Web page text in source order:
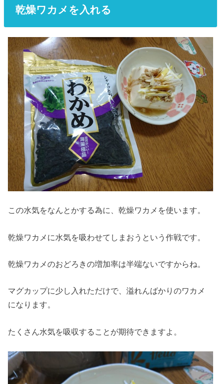
乾燥ワカメを入れる
この水気をなんとかする為に、乾燥ワカメを使います。
乾燥ワカメに水気を吸わせてしまおうという作戦です。
乾燥ワカメのおどろきの増加率は半端ないですからね。
マグカップに少し入れただけで、溢れんばかりのワカメ
になります。
たくさん水気を吸収することが期待できますよ。